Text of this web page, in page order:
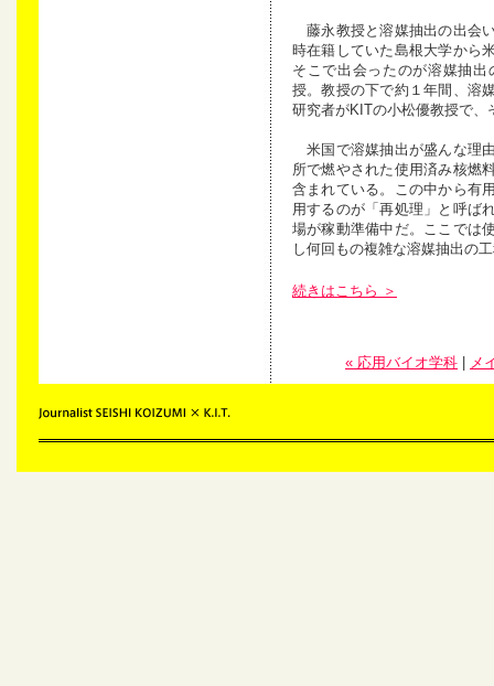
藤永教授と溶媒抽出の出会
時在籍していた島根大学から
そこで出会ったのが溶媒抽
授。教授の下で約１年間、溶
研究者がKITの小松優教授で
米国で溶媒抽出が盛んな理
所で燃やされた使用済み核燃
含まれている。この中から有
用するのが「再処理」と呼ば
場が稼動準備中だ。ここでは
し何回もの複雑な溶媒抽出の
続きはこちら ＞
« 応用バイオ学科 | メ